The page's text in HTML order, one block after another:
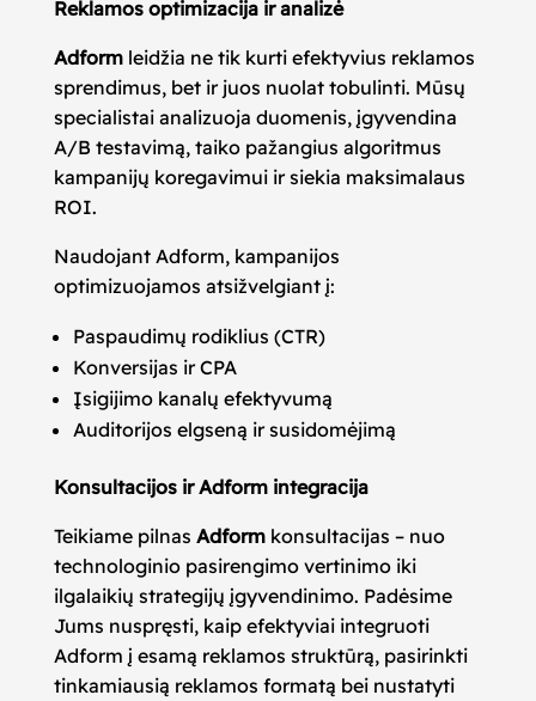
Reklamos optimizacija ir analizė
Adformleidžia ne tik kurti efektyvius reklamos
sprendimus, bet ir juos nuolat tobulinti. Mūsų
specialistai analizuoja duomenis, įgyvendina
A/B testavimą, taiko pažangius algoritmus
kampanijų koregavimui ir siekia maksimalaus
ROI.
Naudojant Adform, kampanijos
optimizuojamos atsižvelgiant į:
Paspaudimų rodiklius (CTR)
Konversijas ir CPA
Įsigijimo kanalų efektyvumą
Auditorijos elgseną ir susidomėjimą
Konsultacijos ir Adform integracija
Teikiame pilnas Adformkonsultacijas – nuo
technologinio pasirengimo vertinimo iki
ilgalaikių strategijų įgyvendinimo. Padėsime
Jums nuspręsti, kaip efektyviai integruoti
Adform į esamą reklamos struktūrą, pasirinkti
tinkamiausią reklamos formatą bei nustatyti